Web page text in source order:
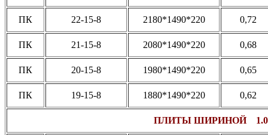
ПК 22-15-8 2180*1490*220 0,72
ПК 21-15-8 2080*1490*220 0,68
ПК 20-15-8 1980*1490*220 0,65
ПК 19-15-8 1880*1490*220 0,62
ПЛИТЫ ШИРИНОЙ